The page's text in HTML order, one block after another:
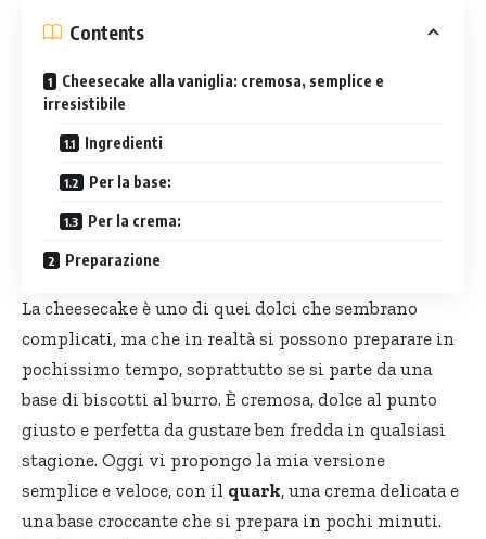
Contents
Cheesecake alla vaniglia: cremosa, semplice e
irresistibile
Ingredienti
Per la base:
Per la crema:
Preparazione
La cheesecake è uno di quei dolci che sembrano
complicati, ma che in realtà si possono preparare in
pochissimo tempo, soprattutto se si parte da una
base di biscotti al burro. È cremosa, dolce al punto
giusto e perfetta da gustare ben fredda in qualsiasi
stagione. Oggi vi propongo la mia versione
semplice e veloce, con il quark, una crema delicata e
una base croccante che si prepara in pochi minuti.